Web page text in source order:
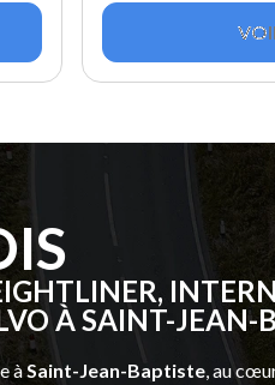
À SAINT-JEAN-
àSaint-Jean-Baptiste, au